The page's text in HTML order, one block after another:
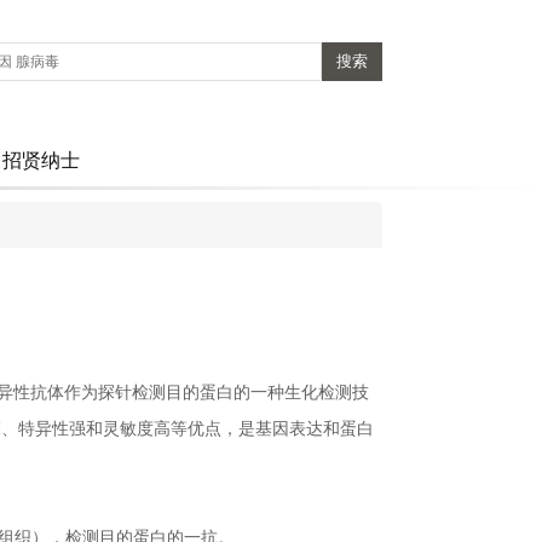
招贤纳士
性抗体作为探针检测目的蛋白的一种生化检测技
特异性强和灵敏度高等优点，是基因表达和蛋白
），检测目的蛋白的一抗。